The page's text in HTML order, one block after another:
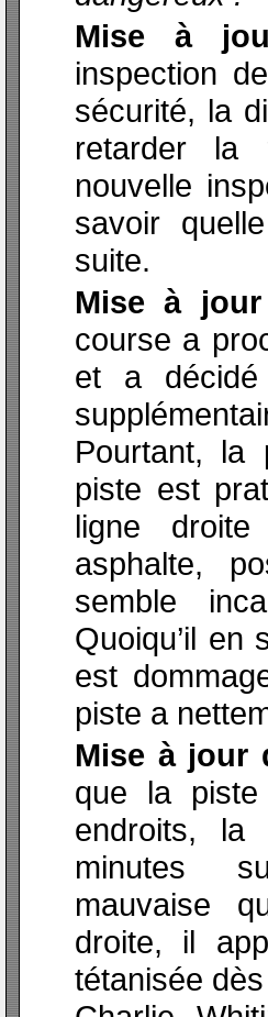
Mise à
inspection
sécurité, la
retarder la
nouvelle
savoir
suite.
Mise à
course a
et a
Pourtant,
piste est
ligne
asphalte,
semble
Quoiqu’il en
est
piste a
Mise à jour
que la piste
endroits,
minutes
mauvaise
droite, il
tétanisée